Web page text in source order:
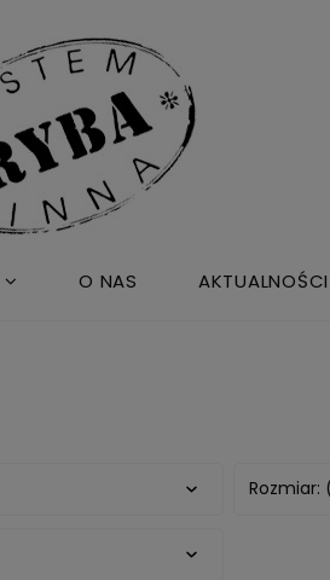
O NAS AKTUALNOŚCI
Rozmiar: